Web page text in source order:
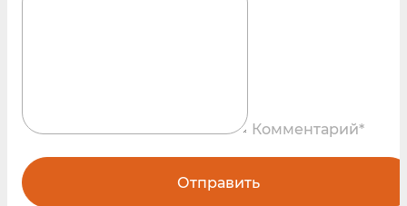
Комментарий*
Отправить